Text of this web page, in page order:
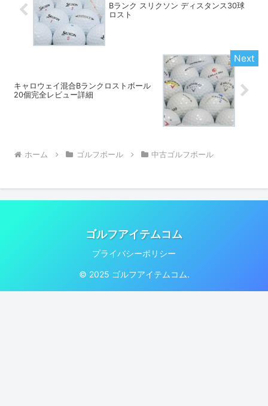
Bランク スリクソン ディスタンス30球
ロスト
キャロウェイ混合Bランクロストボール
20個完全レビュー詳細
ホーム ゴルフボール 中古ゴルフボール
ゴルフアイテムコム
プライバシーポリシー
© 2025 ゴルフアイテムコム.